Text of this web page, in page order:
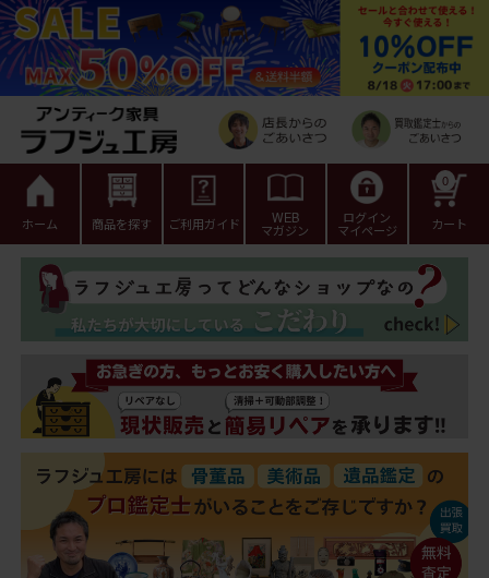
ホーム 商品を探す ご利用ガイド WEB
マガジン
ログイン
マイページ カート
0